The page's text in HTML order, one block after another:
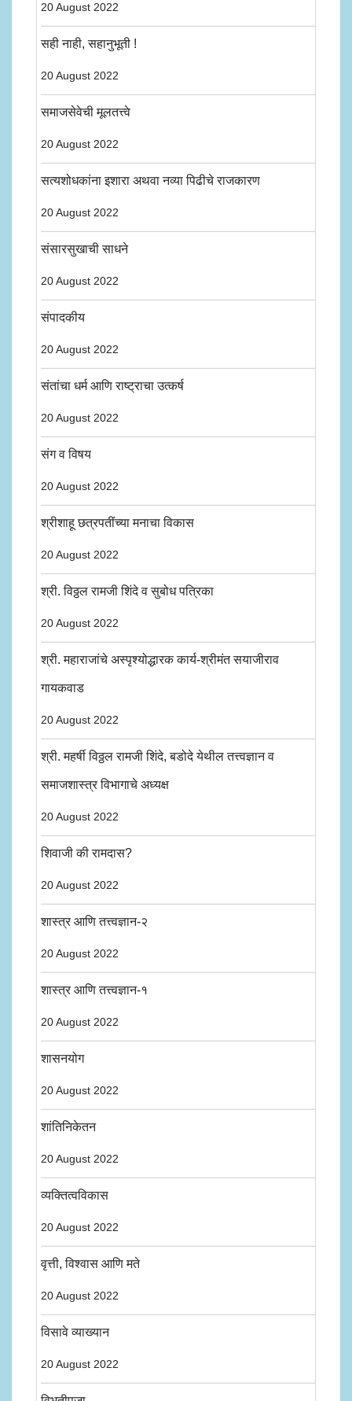
20 August 2022
सही नाही, सहानुभूती !
20 August 2022
समाजसेवेची मूलतत्त्वे
20 August 2022
सत्यशोधकांना इशारा अथवा नव्या पिढीचे राजकारण
20 August 2022
संसारसुखाची साधने
20 August 2022
संपादकीय
20 August 2022
संतांचा धर्म आणि राष्ट्राचा उत्कर्ष
20 August 2022
संग व विषय
20 August 2022
श्रीशाहू छत्रपतींच्या मनाचा विकास
20 August 2022
श्री. विठ्ठल रामजी शिंदे व सुबोध पत्रिका
20 August 2022
श्री. महाराजांचे अस्पृश्योद्धारक कार्य-श्रीमंत सयाजीराव
गायकवाड
20 August 2022
श्री. महर्षी विठ्ठल रामजी शिंदे, बडोदे येथील तत्त्वज्ञान व
समाजशास्त्र विभागाचे अध्यक्ष
20 August 2022
शिवाजी की रामदास?
20 August 2022
शास्त्र आणि तत्त्वज्ञान-२
20 August 2022
शास्त्र आणि तत्त्वज्ञान-१
20 August 2022
शासनयोग
20 August 2022
शांतिनिकेतन
20 August 2022
व्यक्तित्वविकास
20 August 2022
वृत्ती, विश्वास आणि मते
20 August 2022
विसावे व्याख्यान
20 August 2022